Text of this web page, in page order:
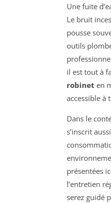
Une fuite
Le bruit
pousse
outils
il est tout à
robinet en
accessible à
Dans le
s’inscrit
présentées
l’entretien
serez guidé